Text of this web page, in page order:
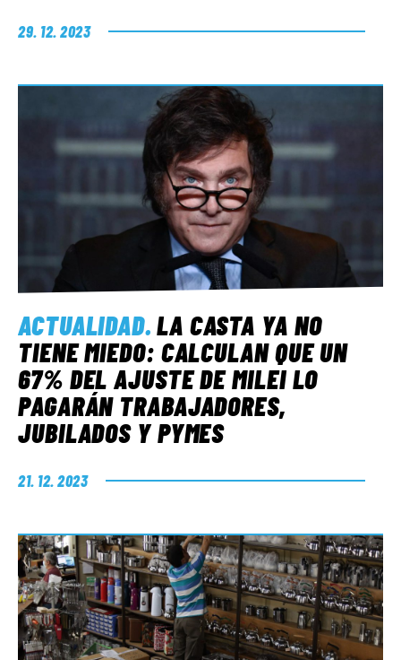
29. 12. 2023
ACTUALIDAD.LA CASTA YA NO
TIENE MIEDO: CALCULAN QUE UN
67% DEL AJUSTE DE MILEI LO
PAGARÁN TRABAJADORES,
JUBILADOS Y PYMES
21. 12. 2023